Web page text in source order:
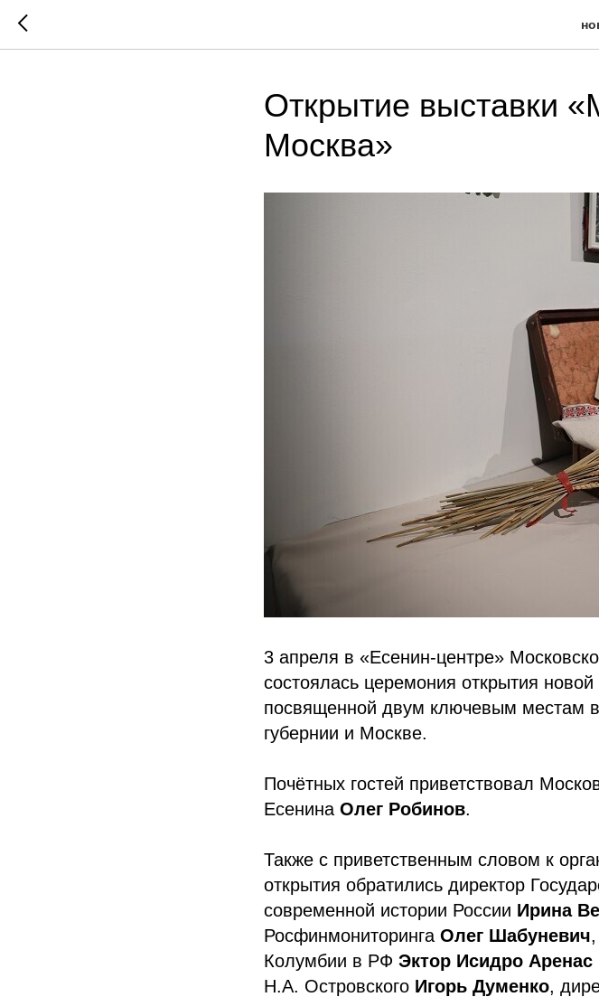
Открытие выставки
Москва»
3 апреля в «Есенин-центре»
состоялась церемония открытия новой
посвященной двум ключевым местам
губернии и Москве.
Почётных гостей приветствовал
Есенина Олег Робинов.
Также с приветственным словом к
открытия обратились директор
современной истории России Ирина
Росфинмониторинга Олег Шабуневич
Колумбии в РФ Эктор Исидро Аренас
Н.А. Островского Игорь Думенко,